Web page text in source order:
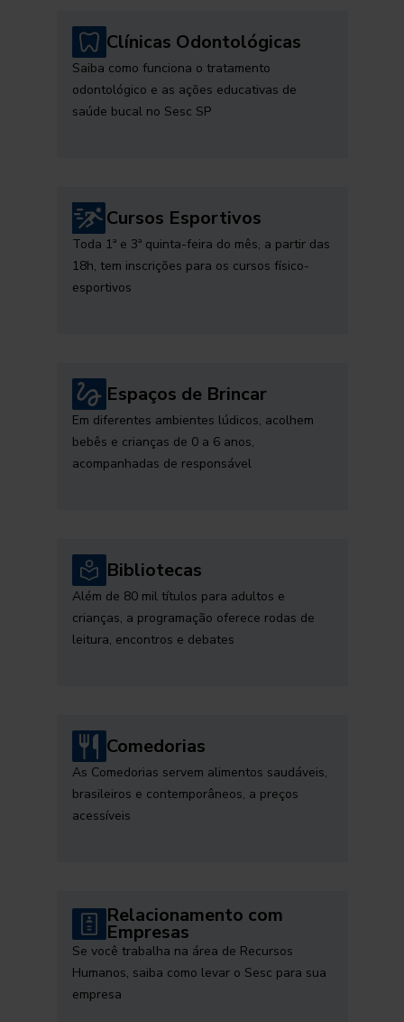
Clínicas Odontológicas
Saiba como funciona o tratamento
odontológico e as ações educativas de
saúde bucal no Sesc SP
Cursos Esportivos
Toda 1ª e 3ª quinta-feira do mês, a partir das
18h, tem inscrições para os cursos físico-
esportivos
Espaços de Brincar
Em diferentes ambientes lúdicos, acolhem
bebês e crianças de 0 a 6 anos,
acompanhadas de responsável
Bibliotecas
Além de 80 mil títulos para adultos e
crianças, a programação oferece rodas de
leitura, encontros e debates
Comedorias
As Comedorias servem alimentos saudáveis,
brasileiros e contemporâneos, a preços
acessíveis
Relacionamento com
Empresas
Se você trabalha na área de Recursos
Humanos, saiba como levar o Sesc para sua
empresa